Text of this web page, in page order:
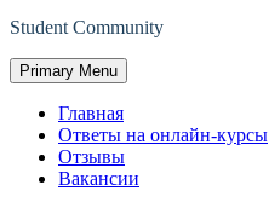
Student Community
Primary Menu
Главная
Ответы на онлайн-курсы
Отзывы
Вакансии